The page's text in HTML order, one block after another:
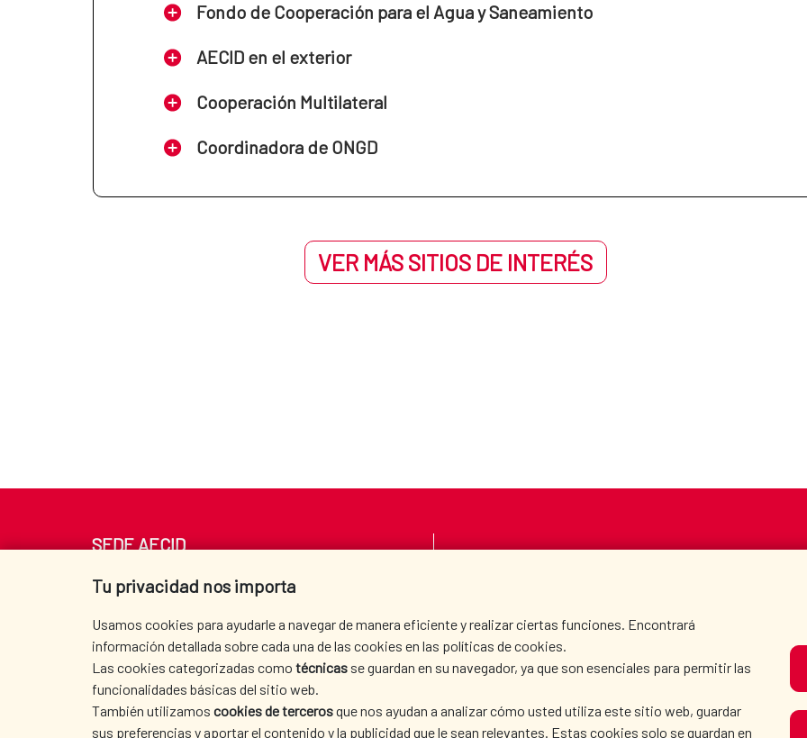
Fondo de Cooperación para el Agua y Saneamiento
AECID en el exterior
Cooperación Multilateral
Coordinadora de ONGD
VER MÁS SITIOS DE INTERÉS
Tu privacidad nos importa
Usamos cookies para ayudarle a navegar de manera eficiente y realizar ciertas funciones. Encontrará
información detallada sobre cada una de las cookies en las políticas de cookies.
Las cookies categorizadas como técnicas se guardan en su navegador, ya que son esenciales para permitir las
funcionalidades básicas del sitio web.
También utilizamos cookies de tercerosque nos ayudan a analizar cómo usted utiliza este sitio web, guardar
sus preferencias y aportar el contenido y la publicidad que le sean relevantes. Estas cookies solo se guardan en
SEDE AECID
Av. Reyes Católicos 4 - 28040 Madrid
Tel. +34 900 20 30 54​​​​​​​
centro.informacion@aecid.es
SALA DE PRENSA CULTURA Y CIENCIA